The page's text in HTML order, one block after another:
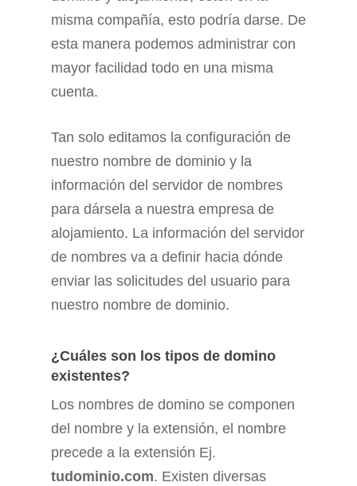
misma compañía, esto podría darse. De
esta manera podemos administrar con
mayor facilidad todo en una misma
cuenta.
Tan solo editamos la configuración de
nuestro nombre de dominio y la
información del servidor de nombres
para dársela a nuestra empresa de
alojamiento. La información del servidor
de nombres va a definir hacia dónde
enviar las solicitudes del usuario para
nuestro nombre de dominio.
¿Cuáles son los tipos de domino
existentes?
Los nombres de domino se componen
del nombre y la extensión, el nombre
precede a la extensión Ej.
tudominio.com. Existen diversas